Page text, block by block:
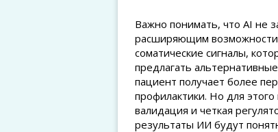
Важно понимать, что AI не
расширяющим возможности
соматические сигналы,
предлагать
пациент получает более
профилактики. Но для
валидация и четкая
результаты ИИ будут